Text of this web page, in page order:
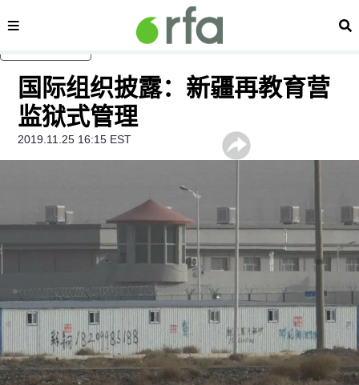
内容分类 搜
国际组织披露：新疆再教育营
监狱式管理
2019.11.25 16:15 EST